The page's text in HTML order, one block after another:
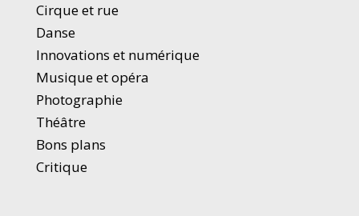
Cirque et rue
Danse
Innovations et numérique
Musique et opéra
Photographie
Théâtre
Bons plans
Critique